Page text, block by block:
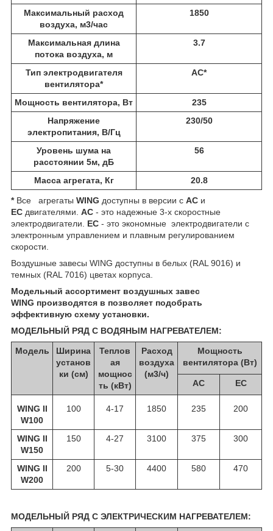
Максимальный расход
воздуха, м3/час
1850
Максимальная длина
потока воздуха, м
3.7
Тип электродвигателя
вентилятора*
АС*
Мощность вентилятора, Вт
235
Напряжение
электропитания, В/Гц
230/50
Уровень шума на
расстоянии 5м, дБ
56
Масса агрегата, Кг 20.8
*Все агрегаты WING доступны в версии с AC и
EC двигателями. ​ AC - это надежные 3-х скоростные
электродвигатели. ЕС - это экономные электродвигатели с
электронным управлением и плавным регулированием
скорости.
Воздушные завесы WING доступны в белых (RAL 9016) и
темных (RAL 7016) цветах корпуса.
Модельный ассортимент воздушных завес
WING производятся в позволяет подобрать
эффективную схему установки.
МОДЕЛЬНЫЙ РЯД C ВОДЯНЫМ НАГРЕВАТЕЛЕМ:
Модель
Ширина
установ
ки (см)
Теплов
ая
мощнос
ть (кВт)
Расход
воздуха
(м3/ч)
Мощность
вентилятора (Вт)
АС ЕС
WING II
W100
100 4-17 1850 235 200
WING II
W150
150 4-27 3100 375 300
WING II
W200
200 5-30 4400 580 470
МОДЕЛЬНЫЙ РЯД C ЭЛЕКТРИЧЕСКИМ НАГРЕВАТЕЛЕМ: